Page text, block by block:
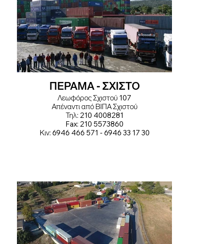
ΠΕΡΑΜΑ - ΣΧΙΣΤΟ
Λεωφόρος Σχιστού 107
Απέναντι από ΒΙΠΑ Σχιστού
Τηλ: 210 4008281
Fax: 210 5573860
Κιν: 6946 466 571 - 6946 33 17 30